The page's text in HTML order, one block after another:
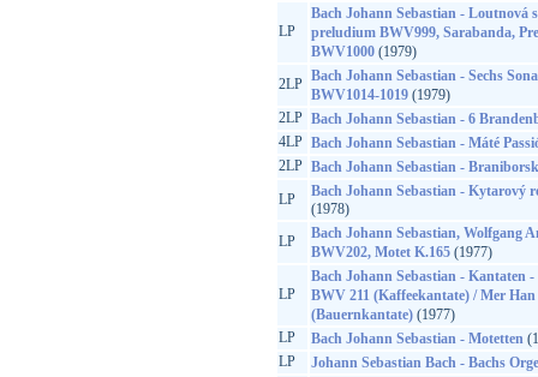
LP
Bach Johann Sebastian - Loutnová
preludium BWV999, Sarabanda,
BWV1000(1979)
2LP Bach Johann Sebastian - Sechs
BWV1014-1019(1979)
2LP Bach Johann Sebastian - 6
4LP Bach Johann Sebastian - Máté
2LP Bach Johann Sebastian -
LP
Bach Johann Sebastian - Kytarový
(1978)
LP
Bach Johann Sebastian, Wolfgang
BWV202, Motet K.165(1977)
LP
Bach Johann Sebastian - Kantaten
BWV 211 (Kaffeekantate) / Mer
(Bauernkantate)(1977)
LP
Bach Johann Sebastian - Motetten
LP
Johann Sebastian Bach - Bachs